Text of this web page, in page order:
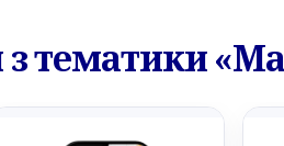
з тематики